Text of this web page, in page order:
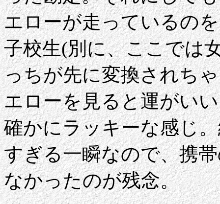
エローが走っているの
子校生(別に、ここでは
っちが先に変換されち
エローを見ると運がい
確かにラッキーな感じ
すぎる一瞬なので、携
なかったのが残念。